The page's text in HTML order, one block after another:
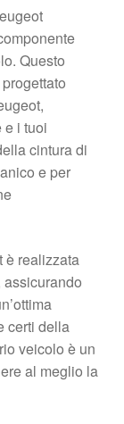
Questo
e i tuoi
cintura di
e per
è realizzata
certi della
veicolo è un
al meglio la